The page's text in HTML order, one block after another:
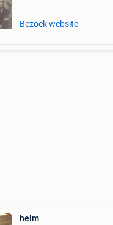
Bezoek website
helm